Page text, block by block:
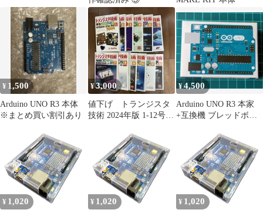
¥ 1,500
Arduino UNO R3 本体
※まとめ買い割引あり
¥3,000
値下げ トランジスタ
技術 2024年版 1-12号セ
¥4,500
Arduino UNO R3 本家
+互換機 ブレッドボー
¥ 1,020 ¥ 1,020 ¥ 1,020